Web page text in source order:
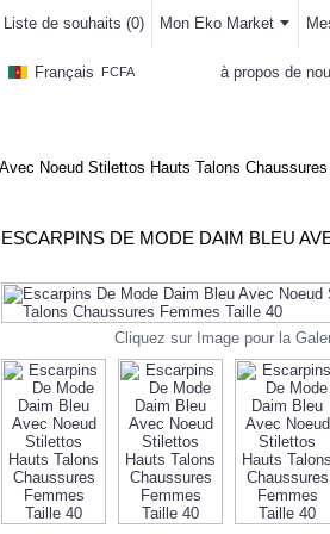
Liste de souhaits (0) Mon Eko Market
Français FCFA à propos de
Noeud Stilettos Hauts Talons
Cliquez sur Image pour la